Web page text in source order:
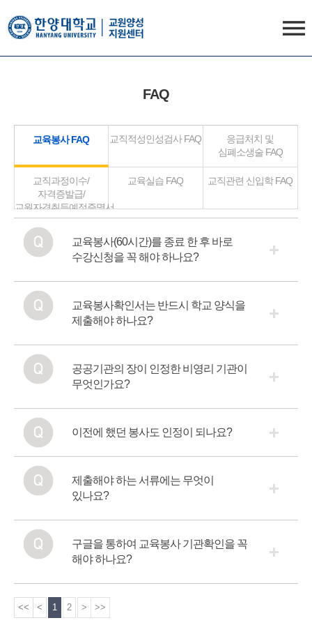
한양대학교
FAQ
교육봉사 FAQ 교직적성인성검사 FAQ
응급처치 및
심폐소생술 FAQ
교직과정이수/
자격증발급/
교원자격취득예정증명서
교육실습 FAQ 교직관련 신입학 FAQ
교육봉사(60시간)를 종료 한 후 바로
수강신청을 꼭 해야 하나요?
교육봉사확인서는 반드시 학교 양식을
제출해야 하나요?
공공기관의 장이 인정한 비영리 기관이
무엇인가요?
이전에 했던 봉사도 인정이 되나요?
제출해야 하는 서류에는 무엇이
있나요?
구글을 통하여 교육봉사 기관확인을 꼭
해야 하나요?
<< < 1 2 > >>